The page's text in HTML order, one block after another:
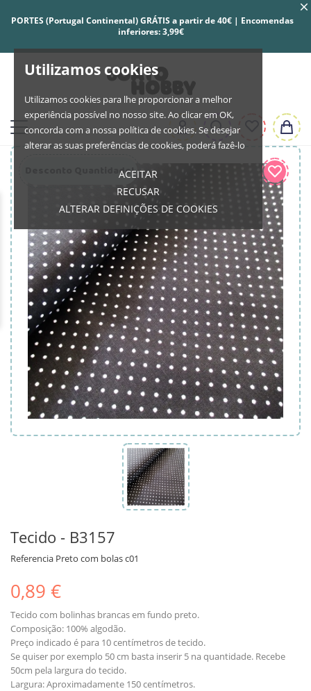
Utilizamos cookies
Utilizamos cookies para lhe proporcionar a melhor
experiência possível no nosso site. Ao clicar em OK,
concorda com a nossa política de cookies. Se desejar
alterar as suas preferências de cookies, poderá fazê-lo
ACEITAR
RECUSAR
ALTERAR DEFINIÇÕES DE COOKIES
PORTES (Portugal Continental) GRÁTIS a partir de 40€ | Encomendas
inferiores: 3,99€
Desconto Quantidade!
Tecido - B3157
Referencia Preto com bolas c01
0,89 €
Tecido com bolinhas brancas em fundo preto.
Composição: 100% algodão.
Preço indicado é para 10 centímetros de tecido.
Se quiser por exemplo 50 cm basta inserir 5 na quantidade. Recebe
50cm pela largura do tecido.
Largura: Aproximadamente 150 centímetros.